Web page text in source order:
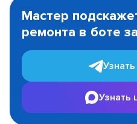
1
Мастер
ремонта в боте
Узнать